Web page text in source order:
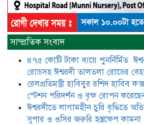
আটঘরিয়ায় বিএনপি নেতার ভাতিজাকে
​​অবৈধ অর্থ বা
রাজনীতিতে টিকে
বিএনপির
সরদার
মধুমতি এক্সপ্রেস
ডিবি টিমের
বিশ্বাসকে ৫০
সিরাপসহ গ্রেফতার
সাম্প্রতিক সংবাদ
৪৭৫ কোটি টাকা ব্যয়ে পুনর্নির্মিত
রোডসহ ঈশ্বরদী তালতলা রোডের
রেলপ্রতিমন্ত্রী হাবিবুর রশিদ হাবিব
স্টেশন পরিদর্শন ও বৃক্ষ রোপন
ঈশ্বরদীতে লাগামহীন চুরি বৃদ্ধিতে
সুপার ও ওসির জরুরি হস্তক্ষেপ কামনা ​